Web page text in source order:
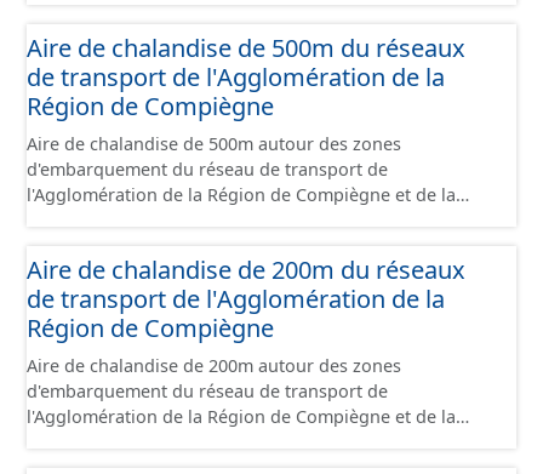
un remembrement cadastral. Ces terrains sont
principalement à usage d'activités économiques mais ce
jeu de données contient également les terrains avec
d'autres usages situés dans ces sites (équipement,
divers, ...). Ce lot est constitué conformément aux
prescriptions du standard CNIG Sites Economiques.
sont désaffectées mais sont toujours physiquement
présentes sur le terrain.
Aire de chalandise de 500m du réseaux
de transport de l'Agglomération de la
Région de Compiègne
Aire de chalandise de 500m autour des zones
d'embarquement du réseau de transport de
l'Agglomération de la Région de Compiègne et de la
Aire de chalandise de 200m du réseaux
de transport de l'Agglomération de la
Région de Compiègne
Aire de chalandise de 200m autour des zones
d'embarquement du réseau de transport de
l'Agglomération de la Région de Compiègne et de la